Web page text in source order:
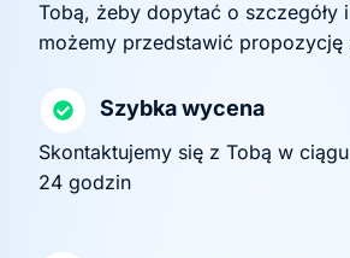
Tobą, żeby dopytać o szczegóły
możemy przedstawić propozycję
Szybka wycena
Skontaktujemy się z Tobą w
24 godzin